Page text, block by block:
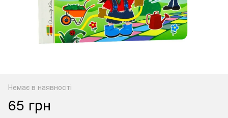
Немає в наявності
65 грн